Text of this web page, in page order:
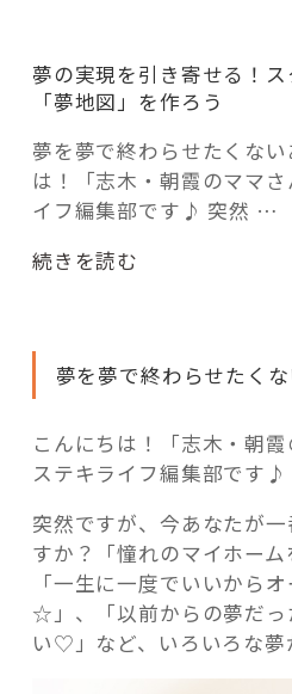
「モノ」
コーディネー
これからの暮ら
記事検索
夢の実現を引き寄せる！
「夢地図」を作ろう
夢を夢で終わらせたくな
は！「志木・朝霞のママ
イフ編集部です♪ 突然 …
“夢
現
引
き
寄
る！
ス
ク
ラ
ッ
続きを読む
夢を夢で終わらせたくな
こんにちは！「志木・朝霞
ステキライフ編集部です♪
突然ですが、今あなたが
すか？「憧れのマイホーム
「一生に一度でいいから
☆」、「以前からの夢だっ
い♡」など、いろいろな夢